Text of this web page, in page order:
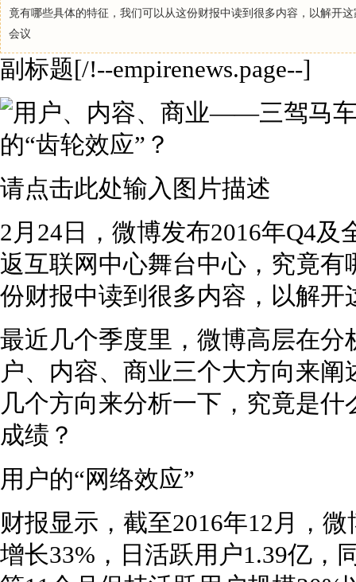
竟有哪些具体的特征，我们可以从这份财报中读到很多内容，以解开
会议
副标题[/!--empirenews.page--]
请点击此处输入图片描述
2月24日，微博发布2016年Q4
返互联网中心舞台中心，究竟
份财报中读到很多内容，以解
最近几个季度里，微博高层在
户、内容、商业三个大方向来
几个方向来分析一下，究竟是
成绩？
用户的“网络效应”
财报显示，截至2016年12月，
增长33%，日活跃用户1.39亿，